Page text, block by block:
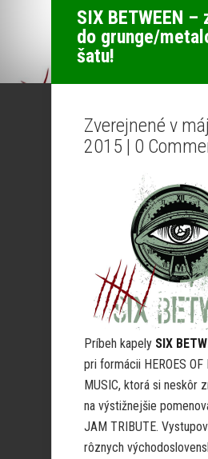
SIX BETWEEN
do grunge/
šatu!
Zverejnené v
2015 | 0
Príbeh kapely SIX
pri formácii HEROES OF
MUSIC, ktorá si neskôr
na výstižnejšie
JAM TRIBUTE.
rôznych